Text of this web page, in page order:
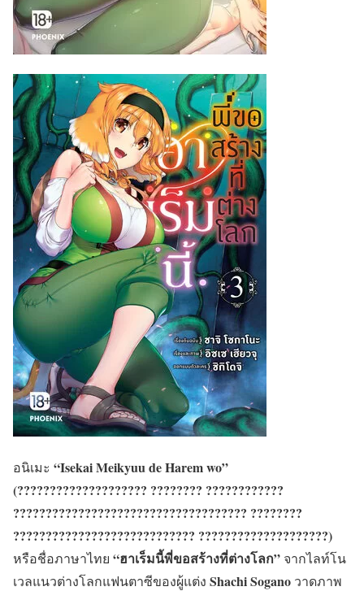
อนิเมะ “Isekai Meikyuu de Harem wo”
(???????????????????? ???????? ????????????
???????????????????????????????????? ????????
???????????????????????????? ????????????????????)
หรือชื่อภาษาไทย “ฮาเร็มนี้พี่ขอสร้างที่ต่างโลก” จากไลท์โน
เวลแนวต่างโลกแฟนตาซีของผู้แต่ง Shachi Sogano วาดภาพ